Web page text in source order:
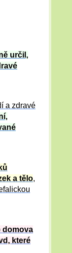
určil,
a zdravé
a tělo,
domova
které